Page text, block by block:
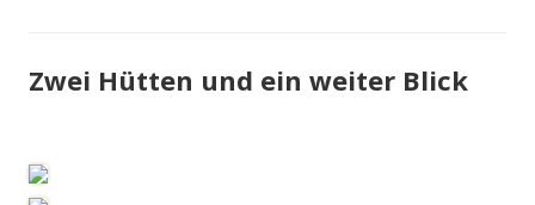
Zwei Hütten und ein weiter Blick